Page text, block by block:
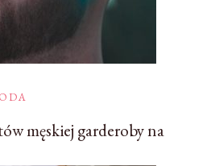
męskiej garderoby na